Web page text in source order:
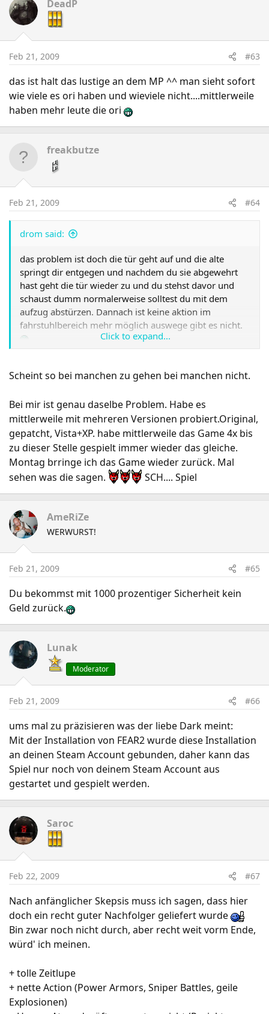
DeadP
Feb 21, 2009 #63
das ist halt das lustige an dem MP ^^ man sieht sofort
wie viele es ori haben und wieviele nicht....mittlerweile
haben mehr leute die ori
freakbutze
Feb 21, 2009 #64
drom said:
das problem ist doch die tür geht auf und die alte
springt dir entgegen und nachdem du sie abgewehrt
hast geht die tür wieder zu und du stehst davor und
schaust dumm normalerweise solltest du mit dem
aufzug abstürzen. Dannach ist keine aktion im
fahrstuhlbereich mehr möglich auswege gibt es nicht.
Click to expand...
Scheint so bei manchen zu gehen bei manchen nicht.
Bei mir ist genau daselbe Problem. Habe es
mittlerweile mit mehreren Versionen probiert.Original,
gepatcht, Vista+XP. habe mittlerweile das Game 4x bis
zu dieser Stelle gespielt immer wieder das gleiche.
Montag brringe ich das Game wieder zurück. Mal
sehen was die sagen.
SCH.... Spiel
AmeRiZe
WERWURST!
Feb 21, 2009 #65
Du bekommst mit 1000 prozentiger Sicherheit kein
Geld zurück.
Lunak
Moderator
Feb 21, 2009 #66
ums mal zu präzisieren was der liebe Dark meint:
Mit der Installation von FEAR2 wurde diese Installation
an deinen Steam Account gebunden, daher kann das
Spiel nur noch von deinem Steam Account aus
gestartet und gespielt werden.
Saroc
Feb 22, 2009 #67
Nach anfänglicher Skepsis muss ich sagen, dass hier
doch ein recht guter Nachfolger geliefert wurde
Bin zwar noch nicht durch, aber recht weit vorm Ende,
würd' ich meinen.
+ tolle Zeitlupe
+ nette Action (Power Armors, Sniper Battles, geile
Explosionen)